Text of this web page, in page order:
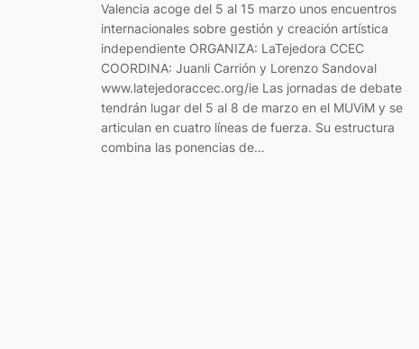
Valencia acoge del 5 al 15 marzo unos encuentros
internacionales sobre gestión y creación artística
independiente ORGANIZA: LaTejedora CCEC
COORDINA: Juanli Carrión y Lorenzo Sandoval
www.latejedoraccec.org/ie Las jornadas de debate
tendrán lugar del 5 al 8 de marzo en el MUViM y se
articulan en cuatro líneas de fuerza. Su estructura
combina las ponencias de…